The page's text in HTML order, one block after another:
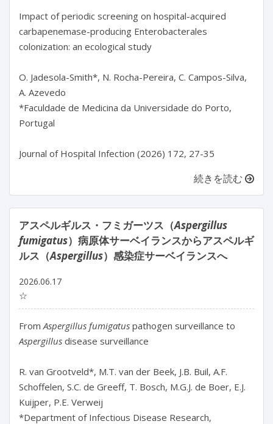
Impact of periodic screening on hospital-acquired
carbapenemase-producing Enterobacterales
colonization: an ecological study
O. Jadesola-Smith*, N. Rocha-Pereira, C. Campos-Silva,
A. Azevedo
*Faculdade de Medicina da Universidade do Porto,
Portugal
続きを読む
アスペルギルス・フミガーツス（Aspergillus
fumigatus）病原体サーベイランスからアスペルギ
ルス（Aspergillus）感染症サーベイランスへ
2026.06.17
☆
From Aspergillus fumigatus
Aspergillus disease surveillance
R. van Grootveld*, M.T. van der Beek, J.B. Buil, A.F.
Schoffelen, S.C. de Greeff, T. Bosch, M.G.J. de Boer, E.J.
Kuijper, P.E. Verweij
*Department of Infectious Disease Research,